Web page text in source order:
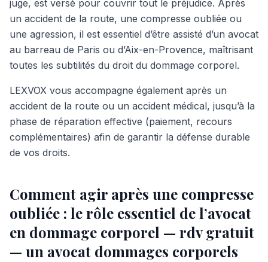
juge, est versé pour couvrir tout le préjudice. Après
un accident de la route, une compresse oubliée ou
une agression, il est essentiel d’être assisté d’un avocat
au barreau de Paris ou d’Aix-en-Provence, maîtrisant
toutes les subtilités du droit du dommage corporel.
LEXVOX vous accompagne également après un
accident de la route ou un accident médical, jusqu’à la
phase de réparation effective (paiement, recours
complémentaires) afin de garantir la défense durable
de vos droits.
Comment agir après une compresse
oubliée : le rôle essentiel de l’avocat
en dommage corporel — rdv gratuit
— un avocat dommages corporels